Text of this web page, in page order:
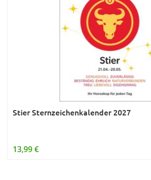
Stier Sternzeichenkalender 2027
13,99 €